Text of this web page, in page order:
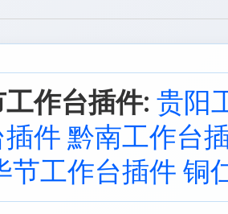
作台插件: 贵阳
插件 黔南工作台
节工作台插件 铜